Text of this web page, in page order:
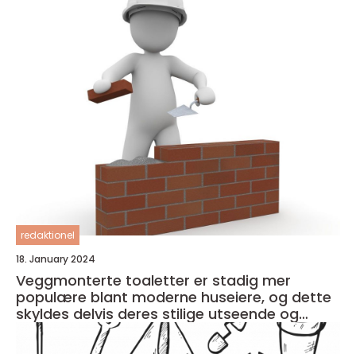
redaktionel
18. January 2024
Veggmonterte toaletter er stadig mer
populære blant moderne huseiere, og dette
skyldes delvis deres stilige utseende og
plassbesparende design